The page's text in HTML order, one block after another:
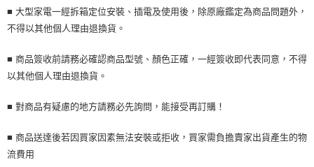
是否繳費成功／繳費後需取消欲退款等相關疑問，請聯繫「AFTEE先享後付
客戶支援中心」https://netprotections.freshdesk.com/support/home
１．透過由恩沛科技股份有限公司提供之「AFTEE先享後付」服務完成之交
易，需依本服務之必要範圍內提供個人資料，並將交易相關給付款項請求債
https://aftee.tw/terms/#terms3
「AFTEE先享後付」，若未經同意申辦者引起之損失，本公司不負相關責
任。
４．使用「AFTEE先享後付」時，將依據個別帳號之用戶狀況，依本公司即
■ 大型家電一經拆箱定位安裝、插電及使用後，除原廠鑑定為商品問題外，
不得以其他個人理由退換貨。
■ 商品簽收前請務必確認商品型號、顏色正確，一經簽收即代表同意，不得
以其他個人理由退換貨。
■ 對商品有疑慮的地方請務必先詢問，能接受再訂購！
■ 商品送達後若因買家因素無法安裝或拒收，買家需負擔賣家出貨產生的物
流費用